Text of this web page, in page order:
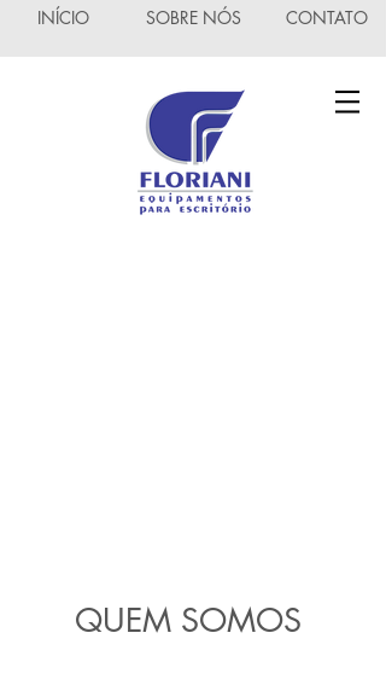
CONTATO
SOBRE NÓS
INÍCIO
QUEM SOMOS